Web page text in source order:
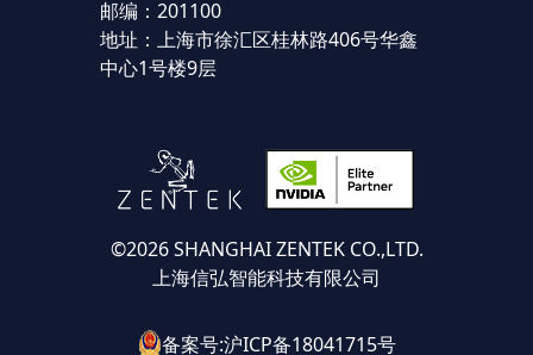
邮编：201100
地址：上海市徐汇区桂林路406号华鑫
中心1号楼9层
©2026 SHANGHAI ZENTEK CO.,LTD.
上海信弘智能科技有限公司
备案号:沪ICP备18041715号